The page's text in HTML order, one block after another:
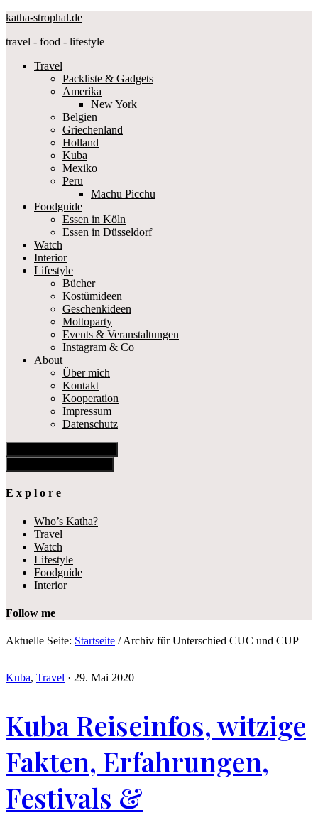
katha-strophal.de
travel - food - lifestyle
Travel
Packliste & Gadgets
Amerika
New York
Belgien
Griechenland
Holland
Kuba
Mexiko
Peru
Machu Picchu
Foodguide
Essen in Köln
Essen in Düsseldorf
Watch
Interior
Lifestyle
Bücher
Kostümideen
Geschenkideen
Mottoparty
Events & Veranstaltungen
Instagram & Co
About
Über mich
Kontakt
Kooperation
Impressum
Datenschutz
E x p l o r e
Who’s Katha?
Travel
Watch
Lifestyle
Foodguide
Interior
Follow me
Aktuelle Seite: Startseite /Archiv für Unterschied CUC und CUP
Kuba, Travel · 29. Mai 2020
Kuba Reiseinfos, witzige
Fakten, Erfahrungen,
Festivals &